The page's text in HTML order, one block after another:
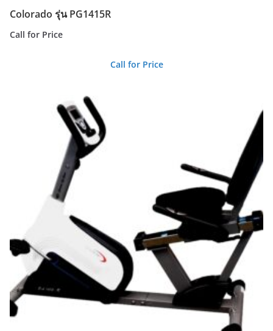
Colorado รุ่น PG1415R
Call for Price
Call for Price